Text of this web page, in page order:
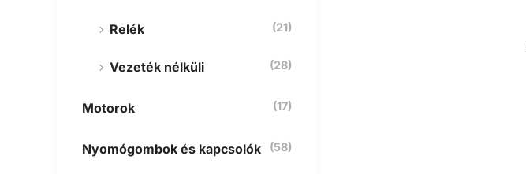
Relék (21)
Vezeték nélküli (28)
Motorok (17)
Nyomógombok és kapcsolók (58)